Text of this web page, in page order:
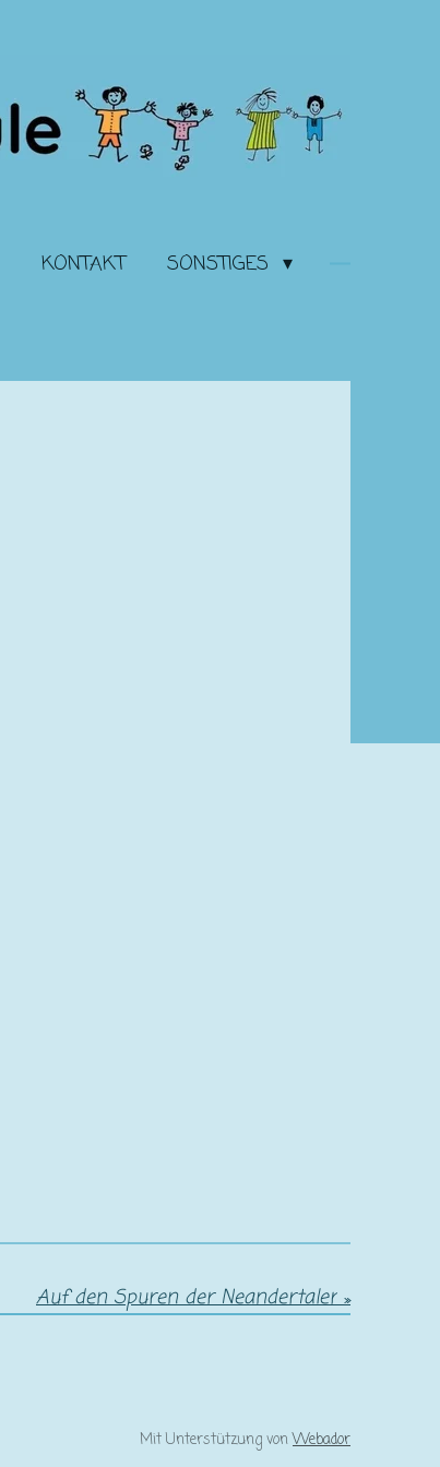
KONTAKT SONSTIGES
Auf den Spuren der Neandertaler»
Mit Unterstützung vonWebador